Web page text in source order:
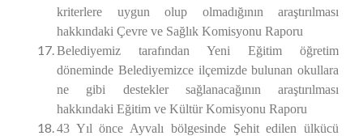
kriterlere uygun olup olmadığının araştırılması
hakkındaki Çevre ve Sağlık Komisyonu Raporu
Belediyemiz tarafından Yeni Eğitim öğretim
döneminde Belediyemizce ilçemizde bulunan okullara
ne gibi destekler sağlanacağının araştırılması
hakkındaki Eğitim ve Kültür Komisyonu Raporu
43 Yıl önce Ayvalı bölgesinde Şehit edilen ülkücü